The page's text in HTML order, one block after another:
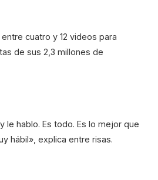
cuatro y 12 videos para
de sus 2,3 millones de
le hablo. Es todo. Es lo mejor que
hábil», explica entre risas.